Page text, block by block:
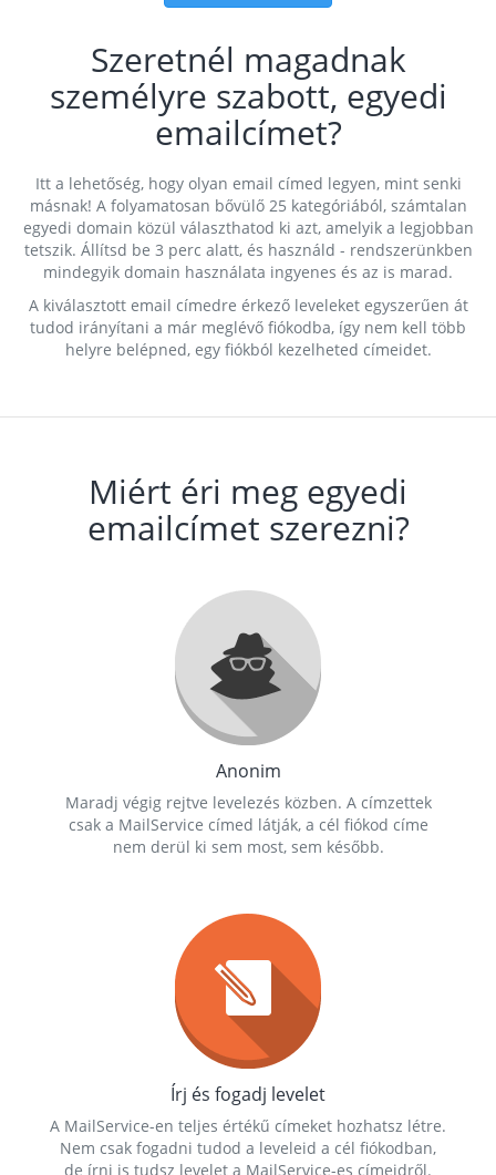
Szeretnél magadnak
személyre szabott, egyedi
emailcímet?
Itt a lehetőség, hogy olyan email címed legyen, mint senki
másnak! A folyamatosan bővülő 25 kategóriából, számtalan
egyedi domain közül választhatod ki azt, amelyik a legjobban
tetszik. Állítsd be 3 perc alatt, és használd - rendszerünkben
mindegyik domain használata ingyenes és az is marad.
A kiválasztott email címedre érkező leveleket egyszerűen át
tudod irányítani a már meglévő fiókodba, így nem kell több
helyre belépned, egy fiókból kezelheted címeidet.
Miért éri meg egyedi
emailcímet szerezni?
Anonim
Maradj végig rejtve levelezés közben. A címzettek
csak a MailService címed látják, a cél fiókod címe
nem derül ki sem most, sem később.
Írj és fogadj levelet
A MailService-en teljes értékű címeket hozhatsz létre.
Nem csak fogadni tudod a leveleid a cél fiókodban,
de írni is tudsz levelet a MailService-es címeidről.